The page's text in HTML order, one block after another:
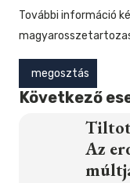
További információ
megosztás
Következő
Az